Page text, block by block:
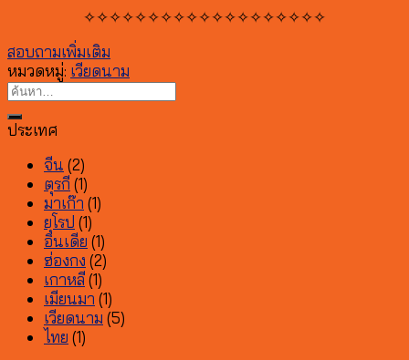
✧✧✧✧✧✧✧✧✧✧✧✧✧✧✧✧✧✧✧
สอบถามเพิ่มเติม
หมวดหมู่: เวียดนาม
ประเทศ
จีน (2)
ตุรกี (1)
มาเก๊า (1)
ยุโรป (1)
อินเดีย (1)
ฮ่องกง (2)
เกาหลี(1)
เมียนมา (1)
เวียดนาม (5)
ไทย (1)